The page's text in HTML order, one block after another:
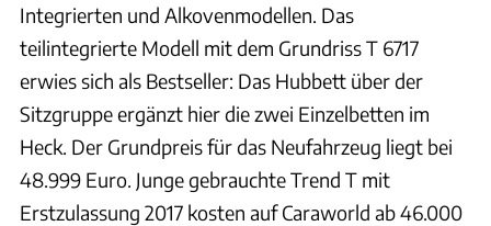
Integrierten und Alkovenmodellen. Das
teilintegrierte Modell mit dem Grundriss T 6717
erwies sich als Bestseller: Das Hubbett über der
Sitzgruppe ergänzt hier die zwei Einzelbetten im
Heck. Der Grundpreis für das Neufahrzeug liegt bei
48.999 Euro. Junge gebrauchte Trend T mit
Erstzulassung 2017 kosten auf Caraworld ab 46.000